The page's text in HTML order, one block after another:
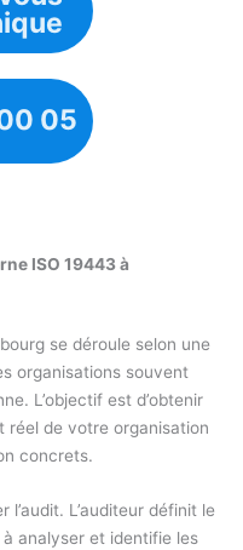
05
ISO 19443 à
se déroule selon une
organisations souvent
L’objectif est d’obtenir
réel de votre organisation
concrets.
L’auditeur définit le
analyser et identifie les